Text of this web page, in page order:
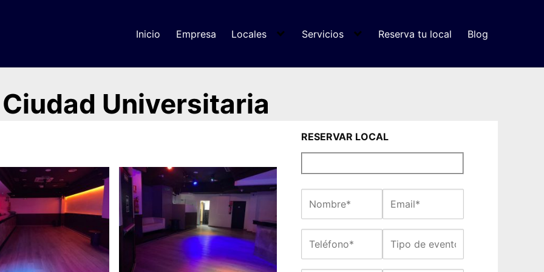
Inicio Empresa Locales Servicios Reserva tu local Blog
Ciudad Universitaria
RESERVAR LOCAL